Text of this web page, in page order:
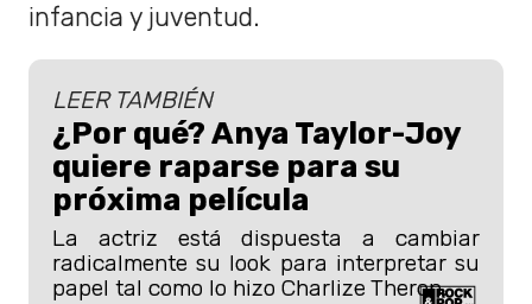
infancia y juventud.
LEER TAMBIÉN
¿Por qué? Anya Taylor-Joy
quiere raparse para su
próxima película
La actriz está dispuesta a cambiar
radicalmente su look para interpretar su
papel tal como lo hizo Charlize Theron.